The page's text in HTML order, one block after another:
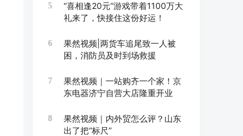
5
“喜相逢20元”游戏带着1100万大
礼来了，快接住这份好运！
6
果然视频|两货车追尾致一人被
困，消防员及时到场救援
7
果然视频｜一站购齐一个家！京
东电器济宁自营大店隆重开业
8
果然视频｜内外贸怎么评？山东
出了把“标尺”